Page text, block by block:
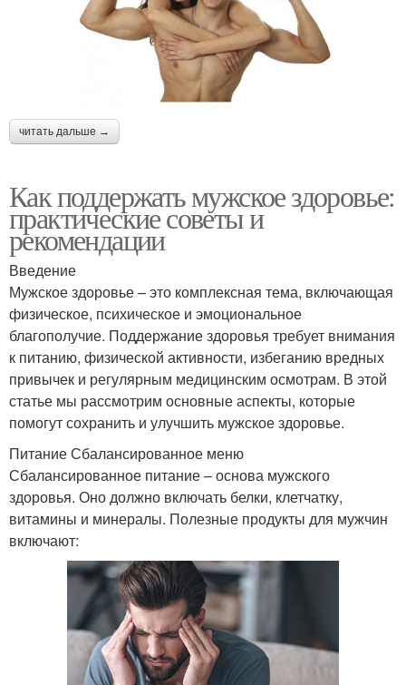
читать дальше →
Как поддержать мужское здоровье:
практические советы и
рекомендации
Введение
Мужское здоровье – это комплексная тема, включающая
физическое, психическое и эмоциональное
благополучие. Поддержание здоровья требует внимания
к питанию, физической активности, избеганию вредных
привычек и регулярным медицинским осмотрам. В этой
статье мы рассмотрим основные аспекты, которые
помогут сохранить и улучшить мужское здоровье.
Питание Сбалансированное меню
Сбалансированное питание – основа мужского
здоровья. Оно должно включать белки, клетчатку,
витамины и минералы. Полезные продукты для мужчин
включают: